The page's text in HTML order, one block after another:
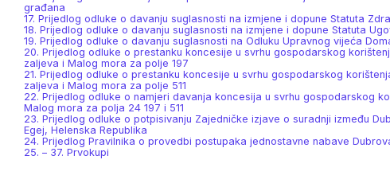
građana
17. Prijedlog odluke o davanju suglasnosti na izmjene i dopune Statuta
18. Prijedlog odluke o davanju suglasnosti na izmjene i dopune Statuta
19. Prijedlog odluke o davanju suglasnosti na Odluku Upravnog vijeća
20. Prijedlog odluke o prestanku koncesije u svrhu gospodarskog
zaljeva i Malog mora za polje 197
21. Prijedlog odluke o prestanku koncesije u svrhu gospodarskog
zaljeva i Malog mora za polje 511
22. Prijedlog odluke o namjeri davanja koncesija u svrhu gospodarskog
Malog mora za polja 24 197 i 511
23. Prijedlog odluke o potpisivanju Zajedničke izjave o suradnji između
Egej, Helenska Republika
24. Prijedlog Pravilnika o provedbi postupaka jednostavne nabave
25. – 37. Prvokupi